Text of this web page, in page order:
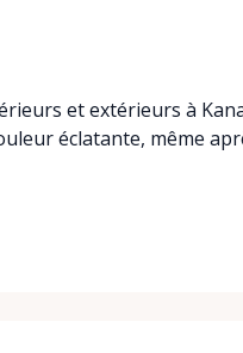
et extérieurs à
éclatante, même